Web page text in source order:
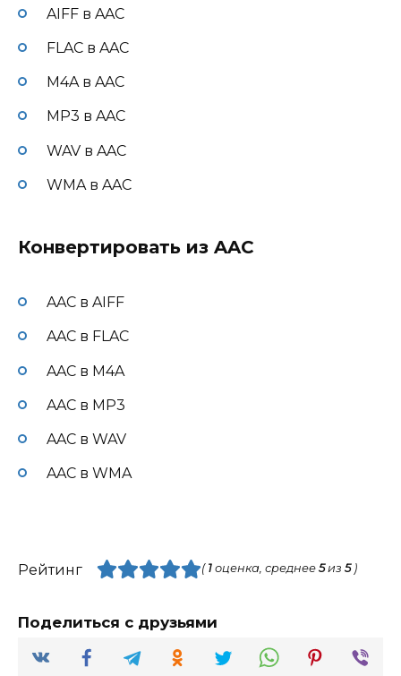
AIFF в AAC
FLAC в AAC
M4A в AAC
MP3 в AAC
WAV в AAC
WMA в AAC
Конвертировать из AAC
AAC в AIFF
AAC в FLAC
AAC в M4A
AAC в MP3
AAC в WAV
AAC в WMA
Рейтинг ( 1оценка, среднее 5из 5)
Поделиться с друзьями